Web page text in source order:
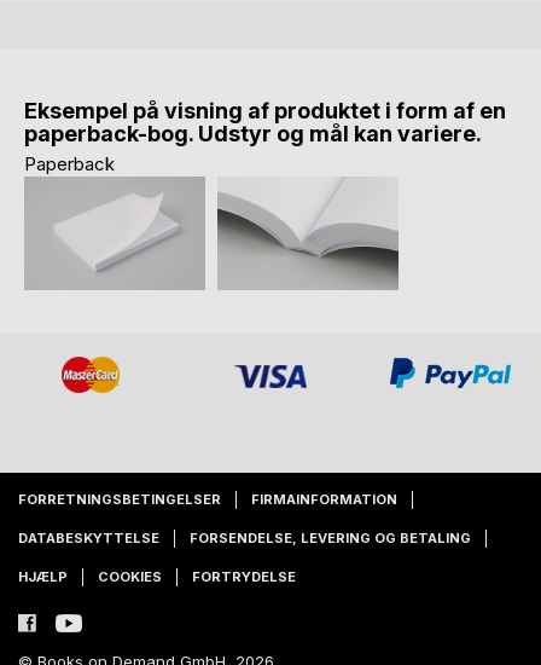
Eksempel på visning af produktet i form af en
paperback-bog. Udstyr og mål kan variere.
Paperback
FORRETNINGSBETINGELSER FIRMAINFORMATION
DATABESKYTTELSE FORSENDELSE, LEVERING OG BETALING
HJÆLP COOKIES FORTRYDELSE